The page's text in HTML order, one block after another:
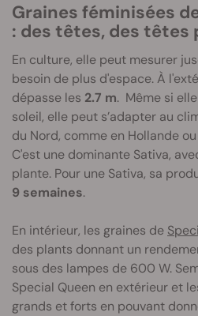
Graines féminisées
: des têtes, des têtes
En culture, elle peut mesurer
besoin de plus d'espace. À
dépasse les 2.7 m. Même si
soleil, elle peut s’adapter au
du Nord, comme en Hollande
C'est une dominante Sativa,
plante. Pour une Sativa, sa
9 semaines.
En intérieur, les graines de
des plants donnant un
sous des lampes de 600 W.
Special Queen en extérieur et
grands et forts en pouvant